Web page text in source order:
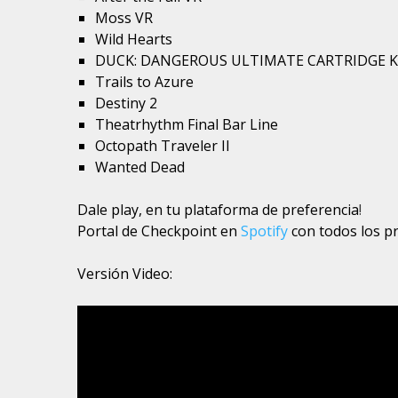
Moss VR
Wild Hearts
DUCK: DANGEROUS ULTIMATE CARTRIDGE
Trails to Azure
Destiny 2
Theatrhythm Final Bar Line
Octopath Traveler II
Wanted Dead
Dale play, en tu plataforma de preferencia!
Portal de Checkpoint en Spotifycon todos los
Versión Video: